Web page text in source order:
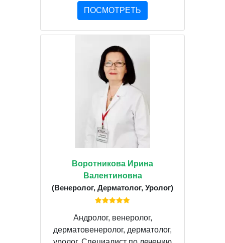
ПОСМОТРЕТЬ
Воротникова Ирина
Валентиновна
(Венеролог, Дерматолог, Уролог)
Андролог, венеролог,
дерматовенеролог, дерматолог,